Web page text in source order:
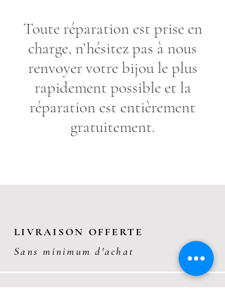
Toute réparation est prise en
charge, n’hésitez pas à nous
renvoyer votre bijou le plus
rapidement possible et la
réparation est entièrement
gratuitement.
LIVRAISON OFFERTE
Sans minimum d'achat